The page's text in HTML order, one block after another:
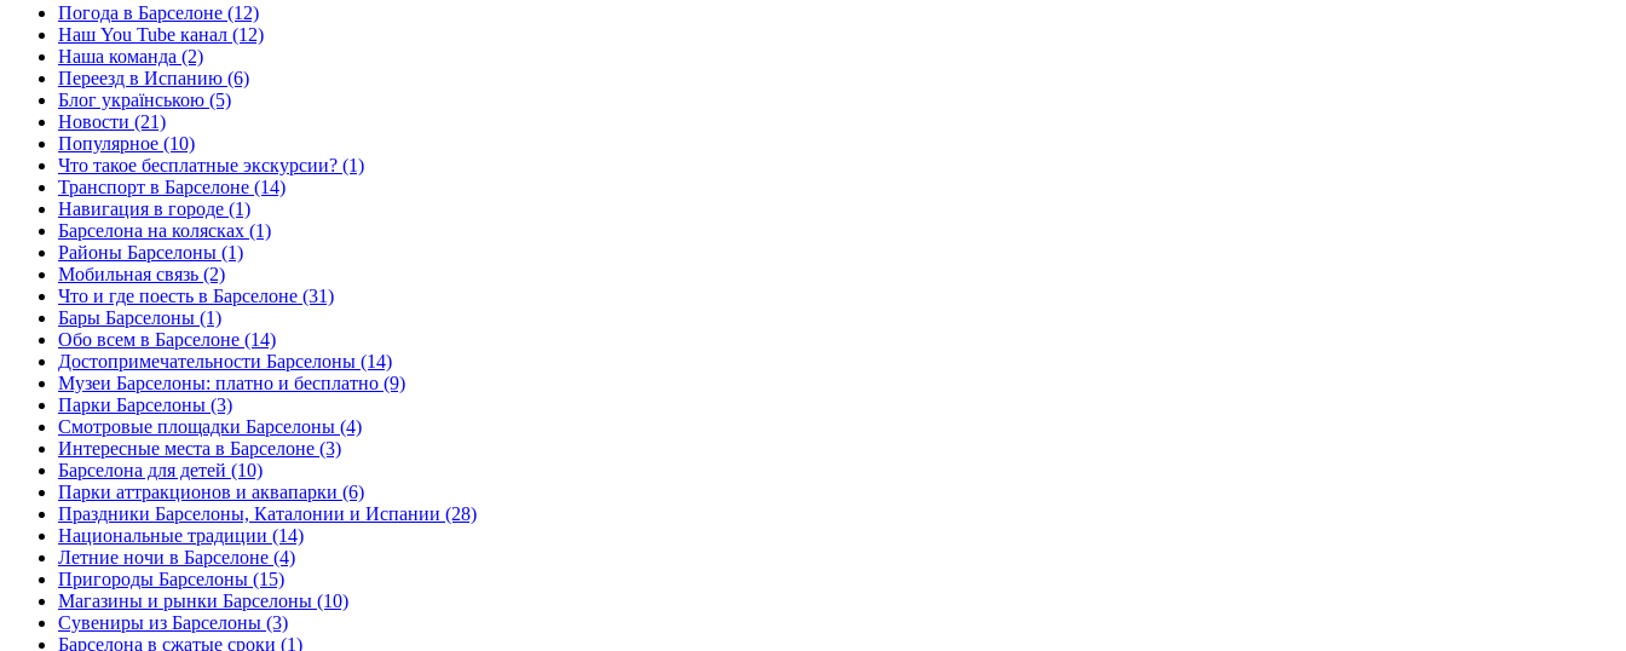
Погода в Барселоне (12)
Наш You Tube канал (12)
Наша команда (2)
Переезд в Испанию (6)
Блог українською (5)
Новости (21)
Популярное (10)
Что такое бесплатные экскурсии? (1)
Транспорт в Барселоне (14)
Навигация в городе (1)
Барселона на колясках (1)
Районы Барселоны (1)
Мобильная связь (2)
Что и где поесть в Барселоне (31)
Бары Барселоны (1)
Обо всем в Барселоне (14)
Достопримечательности Барселоны (14)
Музеи Барселоны: платно и бесплатно (9)
Парки Барселоны (3)
Смотровые площадки Барселоны (4)
Интересные места в Барселоне (3)
Барселона для детей (10)
Парки аттракционов и аквапарки (6)
Праздники Барселоны, Каталонии и Испании (28)
Национальные традиции (14)
Летние ночи в Барселоне (4)
Пригороды Барселоны (15)
Магазины и рынки Барселоны (10)
Сувениры из Барселоны (3)
Барселона в сжатые сроки (1)